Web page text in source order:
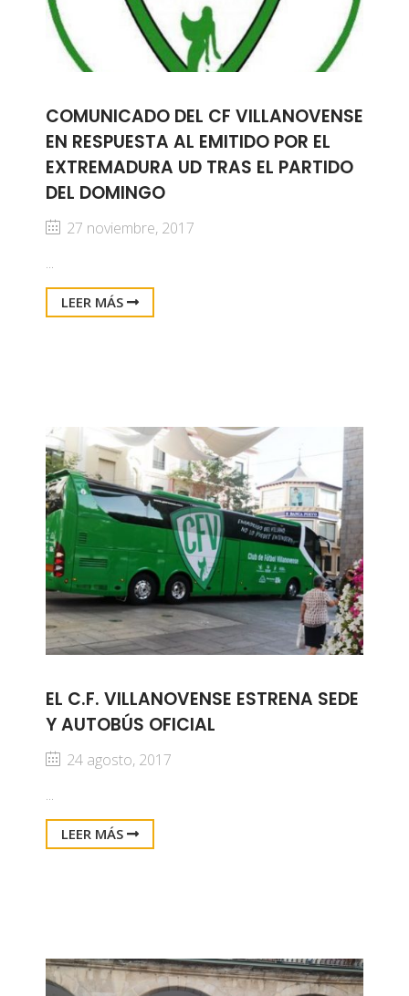
COMUNICADO DEL CF VILLANOVENSE
EN RESPUESTA AL EMITIDO POR EL
EXTREMADURA UD TRAS EL PARTIDO
DEL DOMINGO
27 noviembre, 2017
...
LEER MÁS
EL C.F. VILLANOVENSE ESTRENA SEDE
Y AUTOBÚS OFICIAL
24 agosto, 2017
...
LEER MÁS